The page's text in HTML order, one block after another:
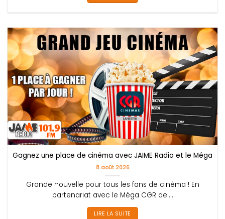
Gagnez une place de cinéma avec JAIME Radio et le Méga
8 août 2026
Grande nouvelle pour tous les fans de cinéma ! En
partenariat avec le Méga CGR de....
LIRE LA SUITE